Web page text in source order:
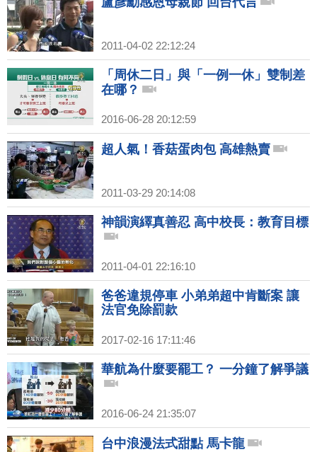
2011-04-02 22:12:24
「周休二日」與「一例一休」雙制差
在哪？
2016-06-28 20:12:59
超人氣！香菇蛋肉包 高雄熱賣
2011-03-29 20:14:08
神韻演繹真善忍 高中校長：教育目標
2011-04-01 22:16:10
爸爸違規停車 小弟弟超中肯斷案 讓
法官免除罰款
2017-02-16 17:11:46
華航為什麼要罷工？ 一分鐘了解爭議
2016-06-24 21:35:07
台中浪漫法式甜點 馬卡龍